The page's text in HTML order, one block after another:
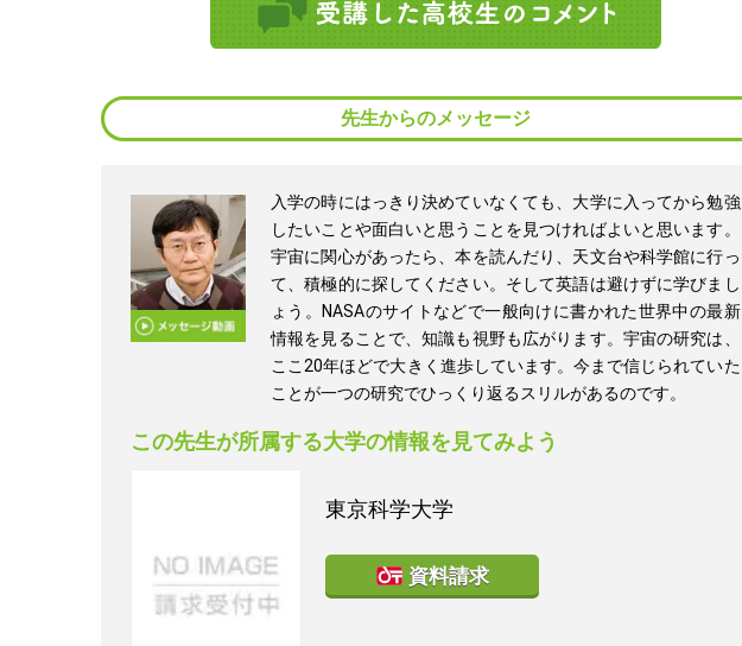
先生からのメッセージ
入学の時にはっきり決めていなくても、大学に入ってから勉強
したいことや面白いと思うことを見つければよいと思います。
宇宙に関心があったら、本を読んだり、天文台や科学館に行っ
て、積極的に探してください。そして英語は避けずに学びまし
ょう。NASAのサイトなどで一般向けに書かれた世界中の最新
情報を見ることで、知識も視野も広がります。宇宙の研究は、
ここ20年ほどで大きく進歩しています。今まで信じられていた
ことが一つの研究でひっくり返るスリルがあるのです。
この先生が所属する大学の情報を見てみよう
東京科学大学
資料請求